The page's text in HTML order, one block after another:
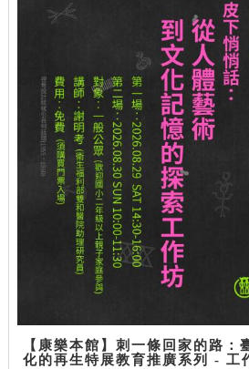
【康樂本館】刺一條回家的路：
化的再生特展教育推廣系列 - 工